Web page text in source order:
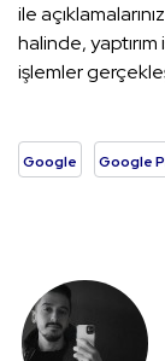
ile
halinde,
işlemler
Google Google